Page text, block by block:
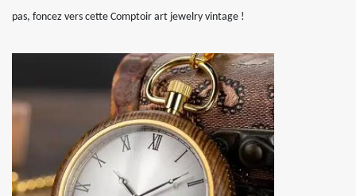
pas, foncez vers cette Comptoir art jewelry vintage !